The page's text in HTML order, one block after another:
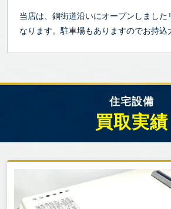
当店は、銅街道沿いにオープンしました
なります。駐車場もありますのでお持込
住宅設備
買取実績